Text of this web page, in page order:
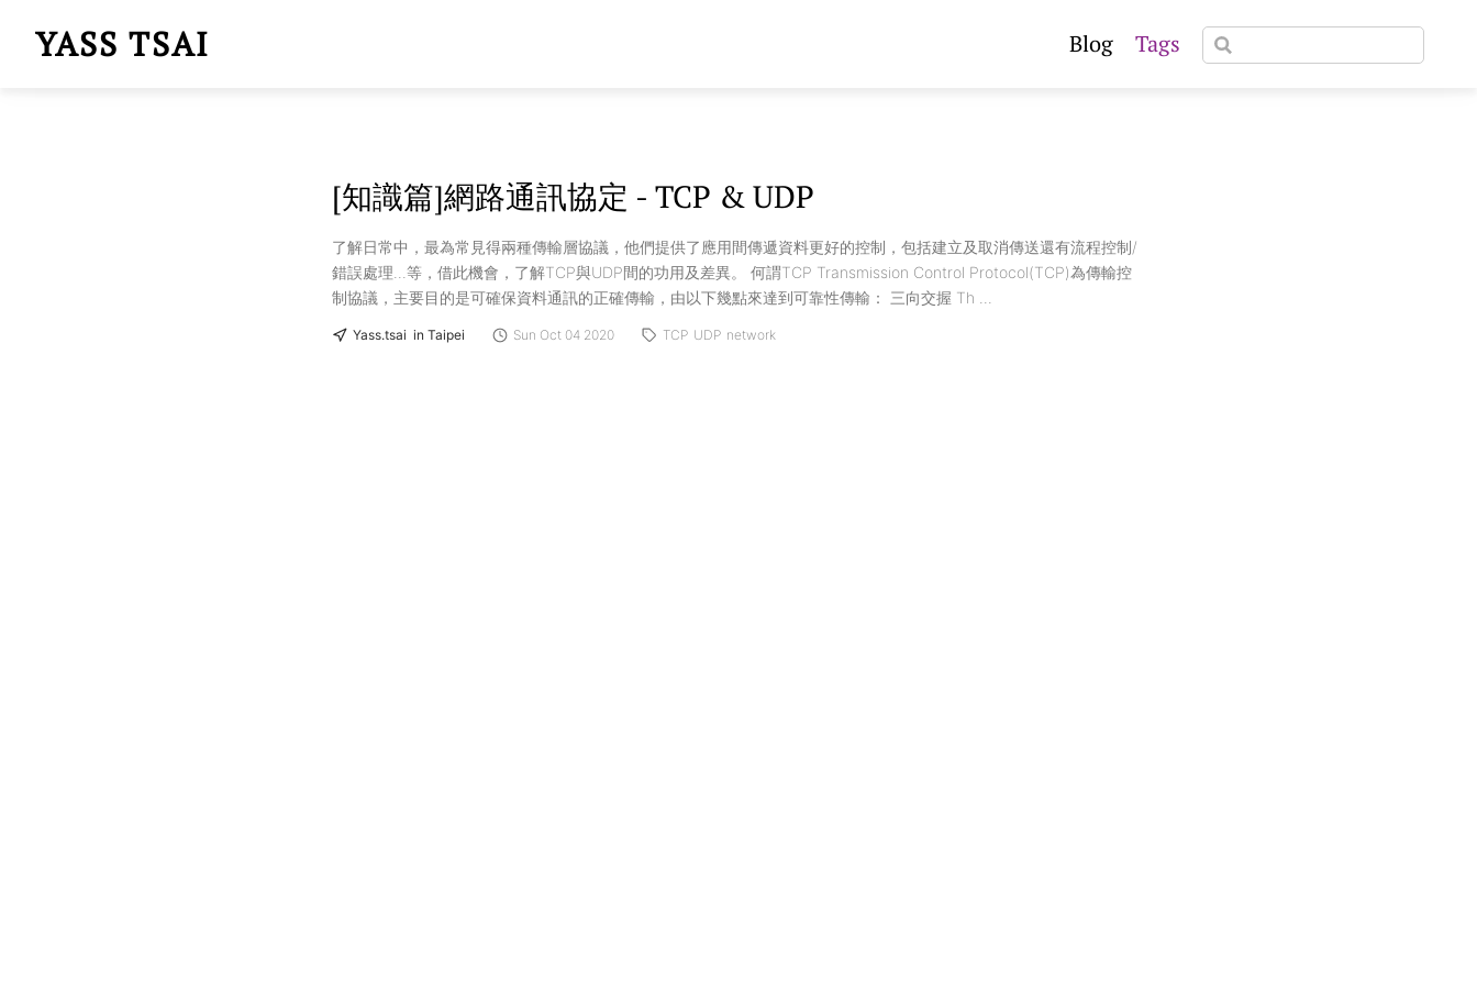
YASS TSAI Blog Tags
[知識篇]網路通訊協定 - TCP & UDP
了解日常中，最為常見得兩種傳輸層協議，他們提供了應用間傳遞資料更好的控制，包括建立及取消傳送還有流程控制/
錯誤處理...等，借此機會，了解TCP與UDP間的功用及差異。 何謂TCP Transmission Control Protocol(TCP)為傳輸控
制協議，主要目的是可確保資料通訊的正確傳輸，由以下幾點來達到可靠性傳輸： 三向交握 Th ...
Yass.tsai in Taipei Sun Oct 04 2020 TCP UDP network